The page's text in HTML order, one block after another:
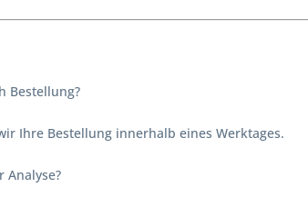
Bestellung?
Ihre Bestellung innerhalb eines Werktages.
Analyse?